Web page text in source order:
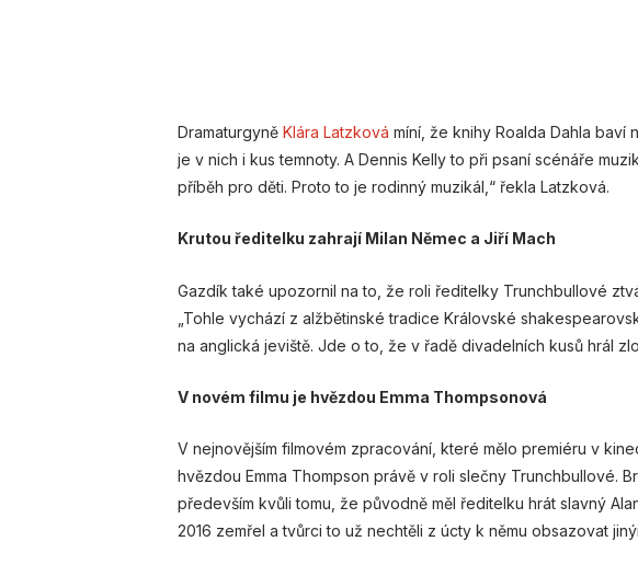
Dramaturgyně Klára Latzková míní, že knihy Roalda Dahla baví
je v nich i kus temnoty. A Dennis Kelly to při psaní scénáře
příběh pro děti. Proto to je rodinný muzikál,“ řekla Latzková.
Krutou ředitelku zahrají Milan Němec a Jiří Mach
Gazdík také upozornil na to, že roli ředitelky Trunchbullové
„Tohle vychází z alžbětinské tradice Královské
na anglická jeviště. Jde o to, že v řadě divadelních kusů hrál
V novém filmu je hvězdou Emma Thompsonová
V nejnovějším filmovém zpracování, které mělo premiéru v
hvězdou Emma Thompson právě v roli slečny Trunchbullové.
především kvůli tomu, že původně měl ředitelku hrát slavný
2016 zemřel a tvůrci to už nechtěli z úcty k němu obsazovat